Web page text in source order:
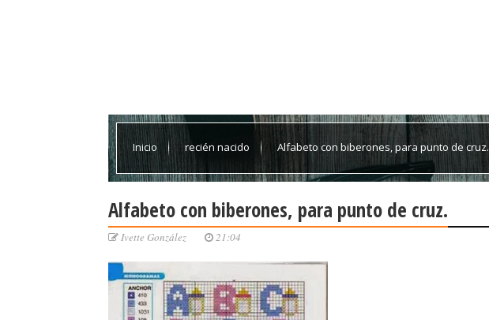
Inicio recién nacido Alfabeto con biberones, para punto de cruz.
Alfabeto con biberones, para punto de cruz.
Ivette González 21:04